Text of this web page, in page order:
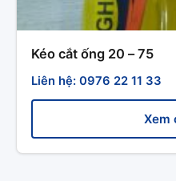
Kéo cắt ống 20 – 75
Liên hệ: 0976 22 11 33
Xem